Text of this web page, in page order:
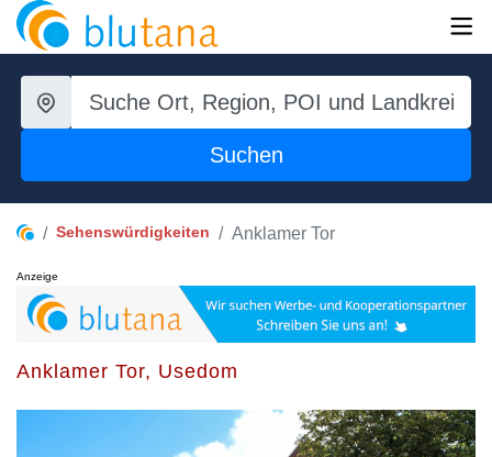
Suchen
Sehenswürdigkeiten Anklamer Tor
Anzeige
Anklamer Tor, Usedom